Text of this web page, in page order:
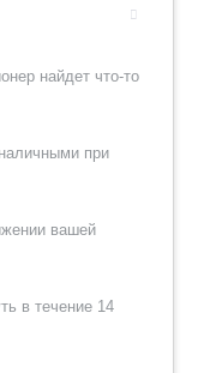
найдет что-то
при
вашей
в течение 14